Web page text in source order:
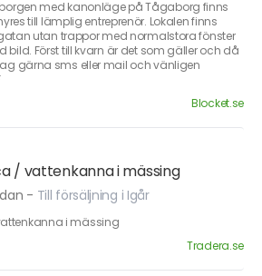
med kanonläge på Tågaborg finns
till lämplig entreprenör. Lokalen finns
utan trappor med normalstora fönster
bild. Först till kvarn är det som gäller och då
gärna sms eller mail och vänligen
Blocket.se
/ vattenkanna i mässing
- Till försäljning i Igår
i mässing
Tradera.se